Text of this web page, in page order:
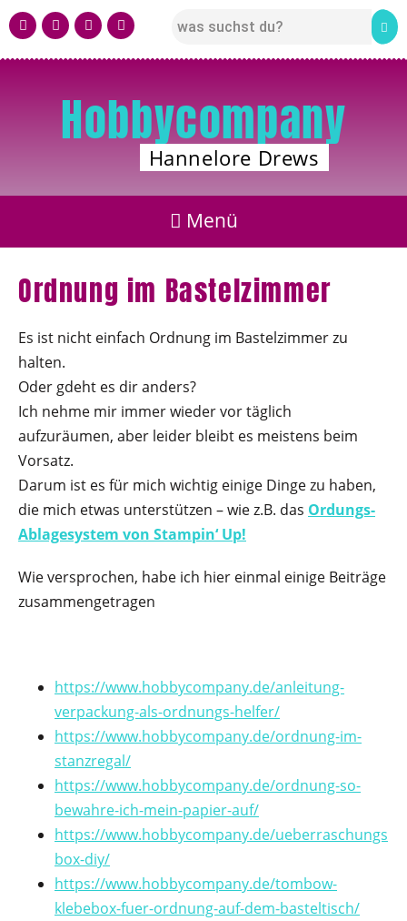
Hobbycompany
Hannelore Drews
Ordnung im Bastelzimmer
Es ist nicht einfach Ordnung im Bastelzimmer zu
halten.
Oder gdeht es dir anders?
Ich nehme mir immer wieder vor täglich
aufzuräumen, aber leider bleibt es meistens beim
Vorsatz.
Darum ist es für mich wichtig einige Dinge zu haben,
die mich etwas unterstützen – wie z.B. das Ordungs-
Ablagesystem von Stampin‘ Up!
Wie versprochen, habe ich hier einmal einige Beiträge
zusammengetragen
https://www.hobbycompany.de/anleitung-
verpackung-als-ordnungs-helfer/
https://www.hobbycompany.de/ordnung-im-
stanzregal/
https://www.hobbycompany.de/ordnung-so-
bewahre-ich-mein-papier-auf/
https://www.hobbycompany.de/ueberraschungs
box-diy/
https://www.hobbycompany.de/tombow-
klebebox-fuer-ordnung-auf-dem-basteltisch/